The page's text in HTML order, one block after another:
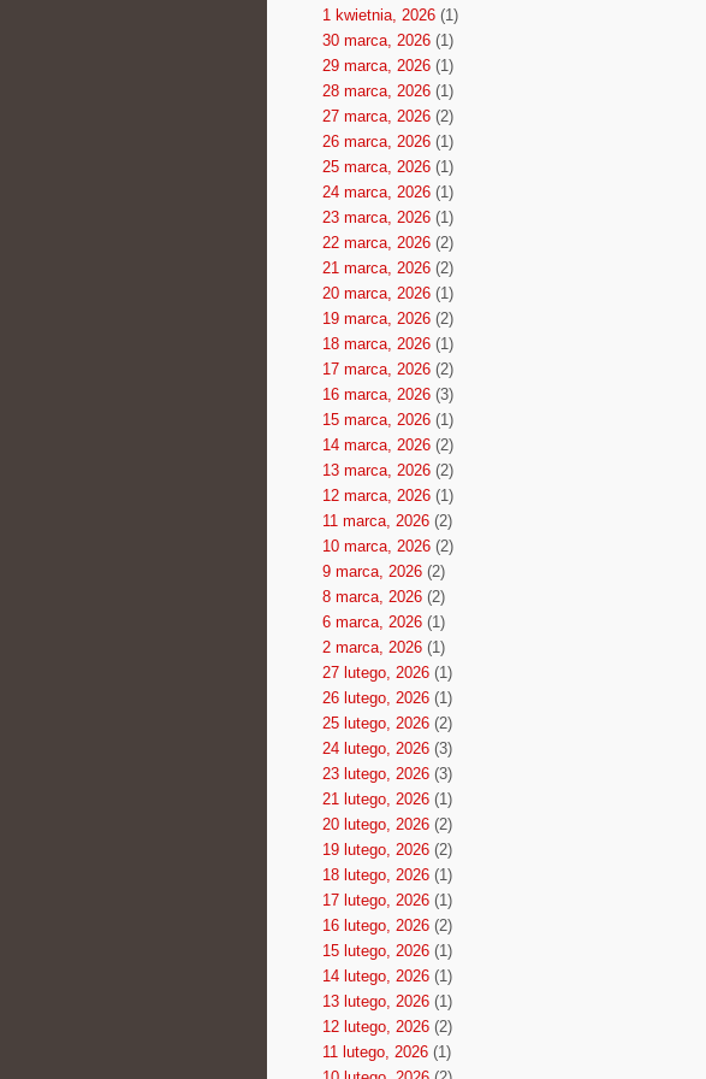
1 kwietnia, 2026(1)
30 marca, 2026(1)
29 marca, 2026(1)
28 marca, 2026(1)
27 marca, 2026(2)
26 marca, 2026(1)
25 marca, 2026(1)
24 marca, 2026(1)
23 marca, 2026(1)
22 marca, 2026(2)
21 marca, 2026(2)
20 marca, 2026(1)
19 marca, 2026(2)
18 marca, 2026(1)
17 marca, 2026(2)
16 marca, 2026(3)
15 marca, 2026(1)
14 marca, 2026(2)
13 marca, 2026(2)
12 marca, 2026(1)
11 marca, 2026(2)
10 marca, 2026(2)
9 marca, 2026(2)
8 marca, 2026(2)
6 marca, 2026(1)
2 marca, 2026(1)
27 lutego, 2026(1)
26 lutego, 2026(1)
25 lutego, 2026(2)
24 lutego, 2026(3)
23 lutego, 2026(3)
21 lutego, 2026(1)
20 lutego, 2026(2)
19 lutego, 2026(2)
18 lutego, 2026(1)
17 lutego, 2026(1)
16 lutego, 2026(2)
15 lutego, 2026(1)
14 lutego, 2026(1)
13 lutego, 2026(1)
12 lutego, 2026(2)
11 lutego, 2026(1)